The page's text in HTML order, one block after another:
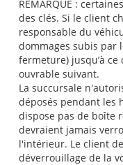
REMARQUE :
des clés. Si le client
responsable du
dommages subis par
fermeture) jusqu’à
ouvrable suivant.
La succursale
déposés pendant les
dispose pas de boîte
devraient jamais
l'intérieur. Le client
déverrouillage de la